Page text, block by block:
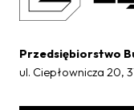
Przedsiębiorstwo
ul. Ciepłownicza 20,